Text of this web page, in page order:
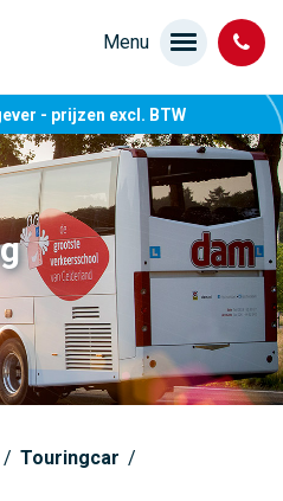
- prijzen excl. BTW
/ Touringcar /